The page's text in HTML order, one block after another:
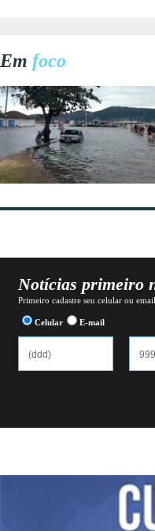
Em foco
Notícias primeiro
Primeiro cadastre seu celular ou
Celular E-mail